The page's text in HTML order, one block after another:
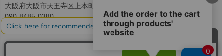
大阪府大阪市天王寺区上本町7丁目2-23-5B2
090-8485-0380
平日：9:30～12:00、13:00～17:00